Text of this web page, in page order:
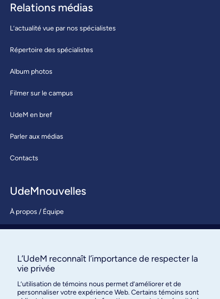
Relations médias
L’actualité vue par nos spécialistes
Répertoire des spécialistes
Album photos
Filmer sur le campus
UdeM en bref
Parler aux médias
Contacts
UdeMnouvelles
À propos / Équipe
S’abonner
L’UdeM reconnaît l’importance de respecter la
vie privée
L’utilisation de témoins nous permet d’améliorer et de
personnaliser votre expérience Web. Certains témoins sont